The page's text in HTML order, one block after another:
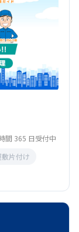
間 365 日受付中
敷片付け